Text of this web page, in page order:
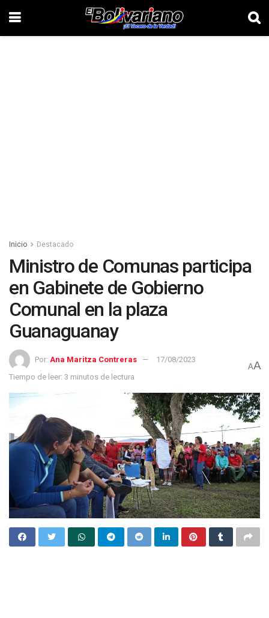
Inicio Destacado
Ministro de Comunas participa
en Gabinete de Gobierno
Comunal en la plaza
Guanaguanay
Por: Ana Maritza Contreras
17/08/2023
Tiempo de leer: 3 minutos de lectura
AA